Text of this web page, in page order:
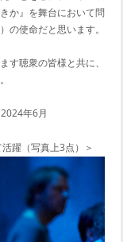
か』を舞台において問
の使命だと思います。
す聴衆の皆様と共に、
郎 2024年6月
躍（写真上3点）＞